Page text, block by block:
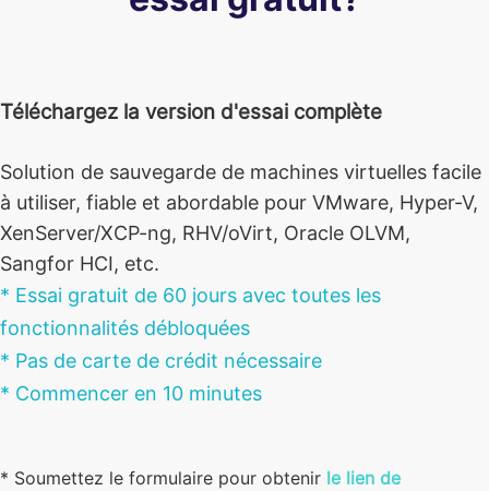
Téléchargez la version d'essai complète
Solution de sauvegarde de machines virtuelles facile
à utiliser, fiable et abordable pour VMware, Hyper-V,
XenServer/XCP-ng, RHV/oVirt, Oracle OLVM,
Sangfor HCI, etc.
* Essai gratuit de 60 jours avec toutes les
fonctionnalités débloquées
* Pas de carte de crédit nécessaire
* Commencer en 10 minutes
* Soumettez le formulaire pour obtenir le lien de